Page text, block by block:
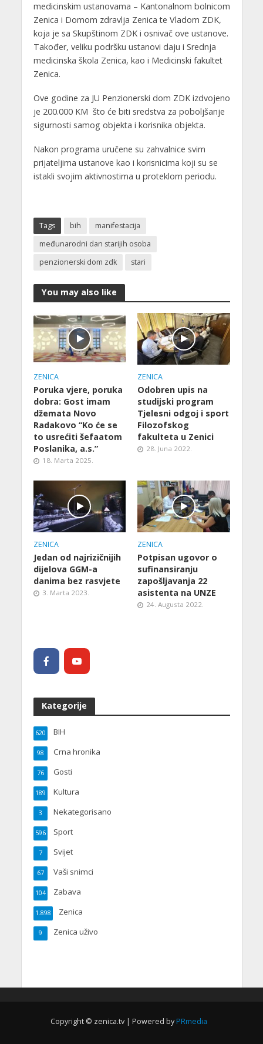
medicinskim ustanovama – Kantonalnom bolnicom
Zenica i Domom zdravlja Zenica te Vladom ZDK,
koja je sa Skupštinom ZDK i osnivač ove ustanove.
Također, veliku podršku ustanovi daju i Srednja
medicinska škola Zenica, kao i Medicinski fakultet
Zenica.
Ove godine za JU Penzionerski dom ZDK izdvojeno
je 200.000 KM što će biti sredstva za poboljšanje
sigurnosti samog objekta i korisnika objekta.
Nakon programa uručene su zahvalnice svim
prijateljima ustanove kao i korisnicima koji su se
istakli svojim aktivnostima u proteklom periodu.
Tags bih
manifestacija
međunarodni dan starijih osoba
penzionerski dom zdk
stari
You may also like
ZENICA
Poruka vjere, poruka
dobra: Gost imam
džemata Novo
Radakovo “Ko će se
to usrećiti šefaatom
Poslanika, a.s.”
18. Marta 2025.
ZENICA
Odobren upis na
studijski program
Tjelesni odgoj i sport
Filozofskog
fakulteta u Zenici
28. Juna 2022.
ZENICA
Jedan od najrizičnijih
dijelova GGM-a
danima bez rasvjete
3. Marta 2023.
ZENICA
Potpisan ugovor o
sufinansiranju
zapošljavanja 22
asistenta na UNZE
24. Augusta 2022.
Kategorije
BIH
620
Crna hronika
98
Gosti
76
Kultura
189
Nekategorisano
3
Sport
596
Svijet
7
Vaši snimci
67
Zabava
104
Zenica
1.898
Zenica uživo
9
Copyright © zenica.tv | Powered by PRmedia